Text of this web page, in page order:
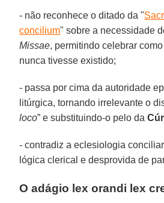
- não reconhece o ditado da "
concilium" sobre a necessidade
Missae, permitindo celebrar
nunca tivesse existido;
- passa por cima da autoridade
litúrgica, tornando irrelevante o
loco” e substituindo-o pelo da
- contradiz a eclesiologia
lógica clerical e desprovida de
O adágio lex orandi lex